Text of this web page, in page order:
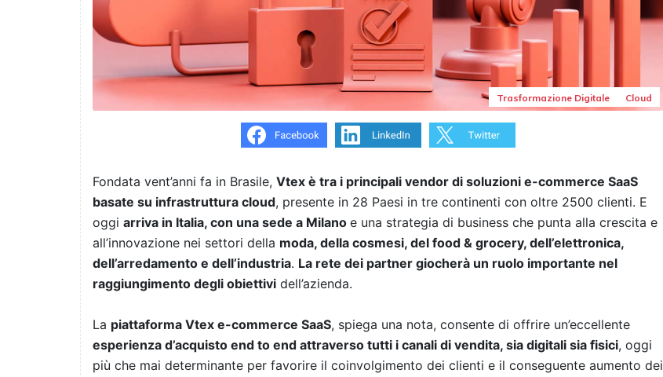
Trasformazione Digitale Cloud
Fondata vent’anni fa in Brasile, Vtex è tra i principali vendor di soluzioni e-commerce SaaS
basate su infrastruttura cloud, presente in 28 Paesi in tre continenti con oltre 2500 clienti. E
oggi arriva in Italia, con una sede a Milano e una strategia di business che punta alla crescita e
all’innovazione nei settori della moda, della cosmesi, del food & grocery, dell’elettronica,
dell’arredamento e dell’industria. La rete dei partner giocherà un ruolo importante nel
raggiungimento degli obiettivi dell’azienda.
La piattaforma Vtex e-commerce SaaS, spiega una nota, consente di offrire un’eccellente
esperienza d’acquisto end to end attraverso tutti i canali di vendita, sia digitali sia fisici, oggi
più che mai determinante per favorire il coinvolgimento dei clienti e il conseguente aumento dei